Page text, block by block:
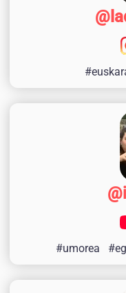
#umorea